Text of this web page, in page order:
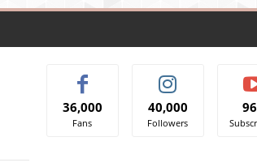
36,000
Fans
40,000
Followers